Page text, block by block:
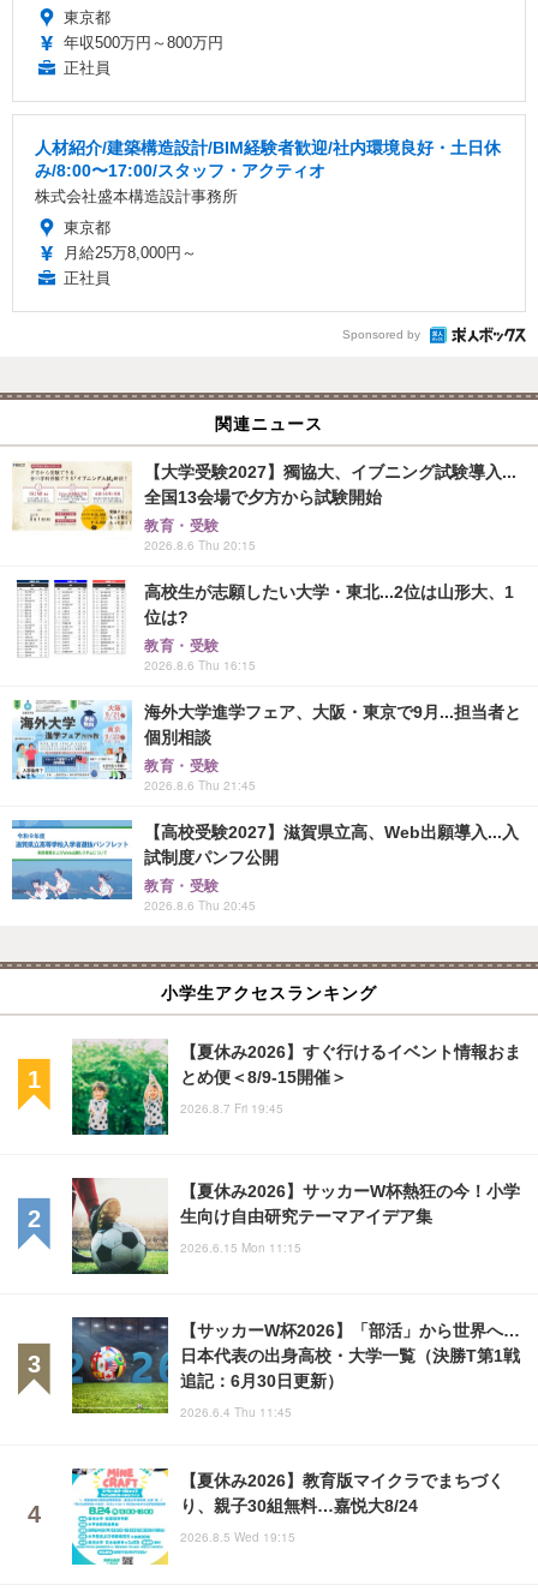
東京都
年収500万円～800万円
正社員
人材紹介/建築構造設計/BIM経験者歓迎/社内環境良好・土日休
み/8:00〜17:00/スタッフ・アクティオ
株式会社盛本構造設計事務所
東京都
月給25万8,000円～
正社員
Sponsored by
関連ニュース
【大学受験2027】獨協大、イブニング試験導入...
全国13会場で夕方から試験開始
教育・受験
2026.8.6 Thu 20:15
高校生が志願したい大学・東北...2位は山形大、1
位は?
教育・受験
2026.8.6 Thu 16:15
海外大学進学フェア、大阪・東京で9月...担当者と
個別相談
教育・受験
2026.8.6 Thu 21:45
【高校受験2027】滋賀県立高、Web出願導入...入
試制度パンフ公開
教育・受験
2026.8.6 Thu 20:45
小学生アクセスランキング
【夏休み2026】すぐ行けるイベント情報おま
とめ便＜8/9-15開催＞
2026.8.7 Fri 19:45
【夏休み2026】サッカーW杯熱狂の今！小学
生向け自由研究テーマアイデア集
2026.6.15 Mon 11:15
【サッカーW杯2026】「部活」から世界へ…
日本代表の出身高校・大学一覧（決勝T第1戦
追記：6月30日更新）
2026.6.4 Thu 11:45
【夏休み2026】教育版マイクラでまちづく
り、親子30組無料…嘉悦大8/24
2026.8.5 Wed 19:15